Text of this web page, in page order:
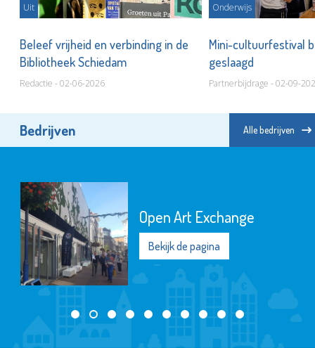
Uit
Beleef vrijheid en verbinding in de
Bibliotheek Schiedam
Redactie - 02-06-2026
Onderwijs
Mini-cultuurfestival
geslaagd
Partnerbijdrage - 02-09-
Bedrijven Alle bedrijven
Open Art Exchange
Bekijk de pagina